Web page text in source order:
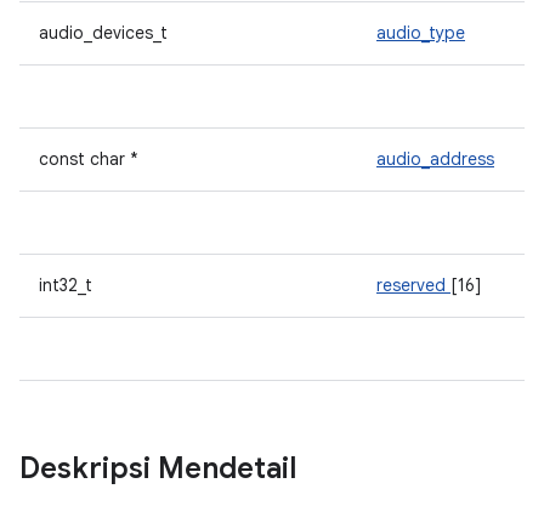
audio_devices_t audio_type
const char * audio_address
int32_t reserved [16]
Deskripsi Mendetail